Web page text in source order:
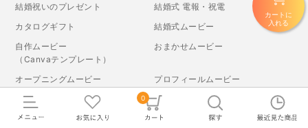
0
カートに
入れる
結婚祝いのプレゼント
結婚式 電報・祝電
カタログギフト
結婚式ムービー
自作ムービー
（Canvaテンプレート）
おまかせムービー
オープニングムービー
プロフィールムービー
結婚式アルバム
フォトウェディング・前撮りスタジ
オを探す